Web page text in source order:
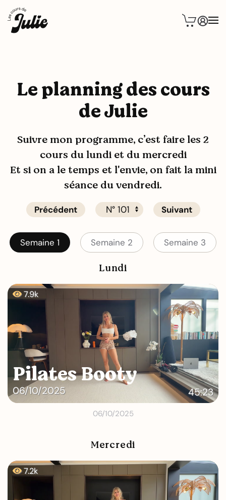
Le planning des cours
de Julie
Suivre mon programme, c’est faire les 2
cours du lundi et du mercredi
Et si on a le temps et l'envie, on fait la mini
séance du vendredi.
Précédent Suivant
Semaine 1 Semaine 2 Semaine 3
Lundi
Pilates Booty
06/10/2025 45:23
7.9k
06/10/2025
Mercredi
7.2k